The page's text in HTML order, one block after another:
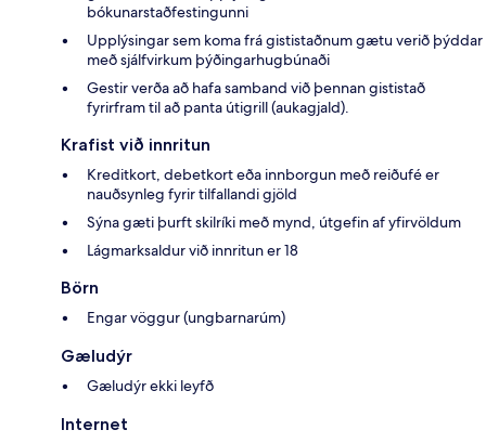
bókunarstaðfestingunni
Upplýsingar sem koma frá gististaðnum gætu verið þýddar
með sjálfvirkum þýðingarhugbúnaði
Gestir verða að hafa samband við þennan gististað
fyrirfram til að panta útigrill (aukagjald).
Krafist við innritun
Kreditkort, debetkort eða innborgun með reiðufé er
nauðsynleg fyrir tilfallandi gjöld
Sýna gæti þurft skilríki með mynd, útgefin af yfirvöldum
Lágmarksaldur við innritun er 18
Börn
Engar vöggur (ungbarnarúm)
Gæludýr
Gæludýr ekki leyfð
Internet